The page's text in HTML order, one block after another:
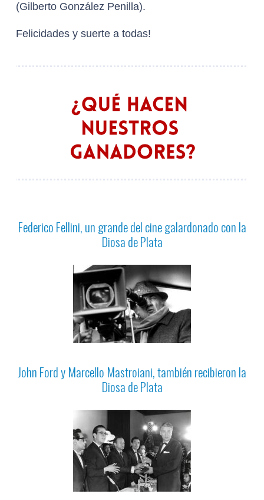
(Gilberto González Penilla).
Felicidades y suerte a todas!
Federico Fellini, un grande del cine galardonado con la
Diosa de Plata
John Ford y Marcello Mastroiani, también recibieron la
Diosa de Plata